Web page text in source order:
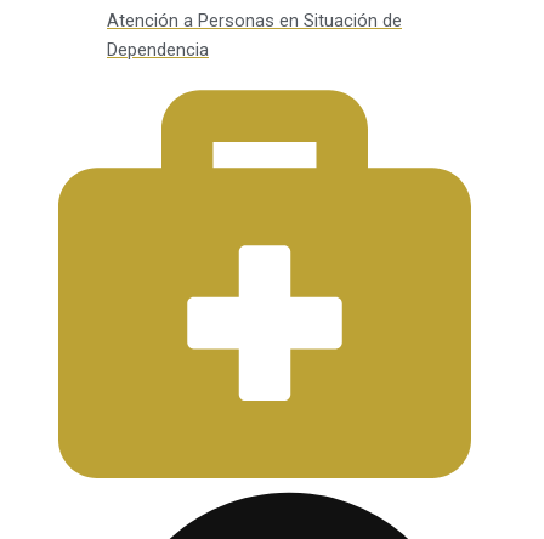
Atención a Personas en Situación de
Dependencia